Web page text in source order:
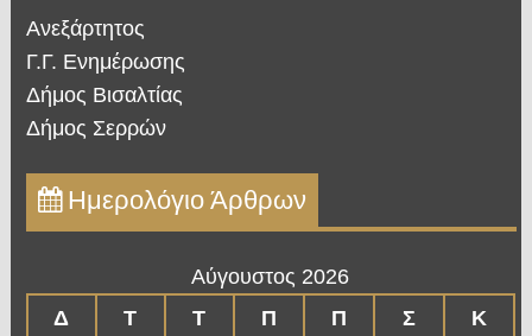
Ανεξάρτητος
Γ.Γ. Ενημέρωσης
Δήμος Βισαλτίας
Δήμος Σερρών
Ημερολόγιο Άρθρων
Αύγουστος 2026
Δ
Τ Τ Π Π Σ
Κ